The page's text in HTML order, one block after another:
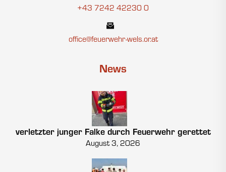
+43 7242 42230 0
office@feuerwehr-wels.or.at
News
verletzter junger Falke durch Feuerwehr gerettet
August 3, 2026